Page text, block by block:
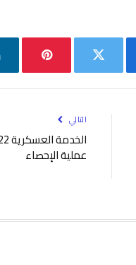
التالي
عملية الإحصاء